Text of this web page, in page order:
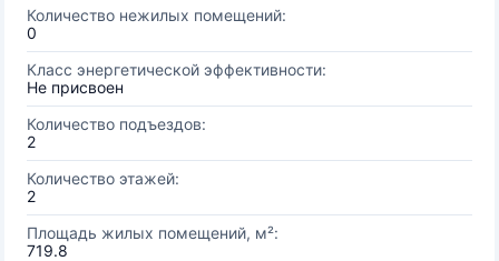
Количество нежилых помещений:
0
Класс энергетической эффективности:
Не присвоен
Количество подъездов:
2
Количество этажей:
2
Площадь жилых помещений, м²:
719.8